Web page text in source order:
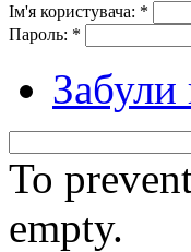
Ім'я користувача: *
Пароль: *
Забули
To
empty.